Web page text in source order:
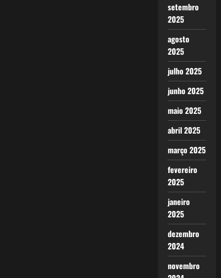
setembro
2025
agosto
2025
julho 2025
junho 2025
maio 2025
abril 2025
março 2025
fevereiro
2025
janeiro
2025
dezembro
2024
novembro